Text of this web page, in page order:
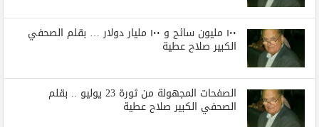
١٠٠ مليون سائح و ١٠٠ مليار دولار … بقلم الصحفي
الكبير صلاح عطية
الصفحات المجهولة من ثورة 23 يوليو .. بقلم
الصحفي الكبير صلاح عطية